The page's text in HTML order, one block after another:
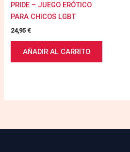
PRIDE – JUEGO ERÓTICO
PARA CHICOS LGBT
24,95€
AÑADIR AL CARRITO